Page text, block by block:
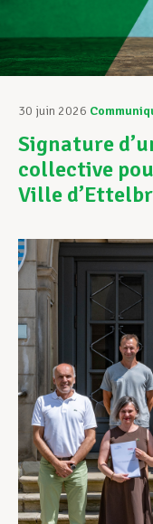
Structures
Assistance
Vos droits
Devenir
Actualités
30 juin 2026
Signature
collective
Ville